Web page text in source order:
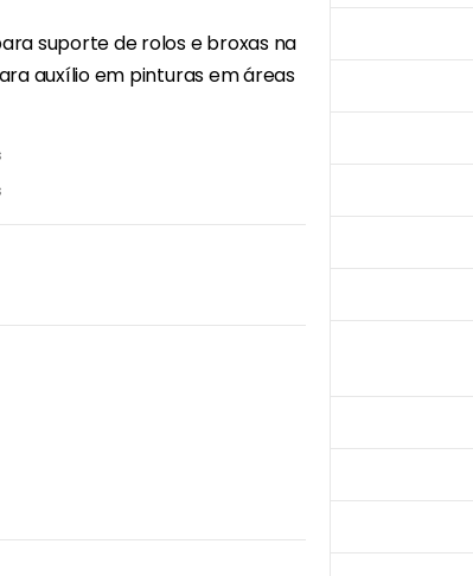
suporte de rolos e broxas na
auxílio em pinturas em áreas